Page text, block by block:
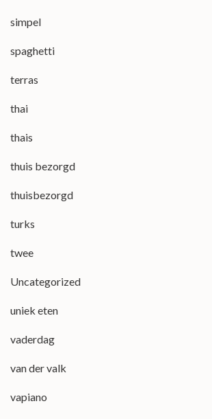
simpel
spaghetti
terras
thai
thais
thuis bezorgd
thuisbezorgd
turks
twee
Uncategorized
uniek eten
vaderdag
van der valk
vapiano